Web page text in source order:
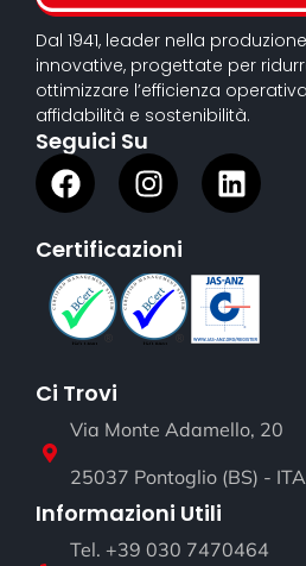
Dal 1941, leader nella
innovative, progettate per
ottimizzare l’efficienza
affidabilità e sostenibilità.
Seguici Su
Certificazioni
Ci Trovi
Via Monte Adamello, 20
25037 Pontoglio (BS) -
Informazioni Utili
Tel. +39 030 7470464